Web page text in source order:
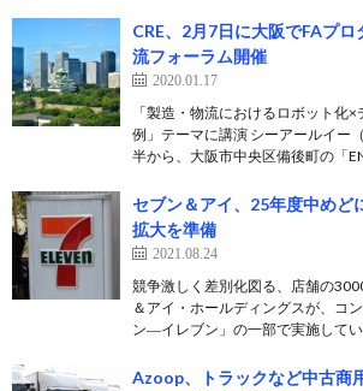
CRE、2月7日に大阪でFAプ
流フォーラム開催
2020.01.17
「製造・物流におけるロボット化
例」テーマに講演 シーアールイー
半から、大阪市中央区備後町の「
セブン＆アイ、25年度中めど
拡大を準備
2021.08.24
競争激しく差別化図る、店舗の
＆アイ・ホールディングスが、コ
ン―イレブン」の一部で実施して
Azoop、トラックなど中古商